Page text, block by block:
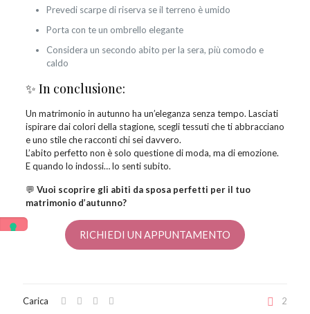
Prevedi scarpe di riserva se il terreno è umido
Porta con te un ombrello elegante
Considera un secondo abito per la sera, più comodo e
caldo
✨ In conclusione:
Un matrimonio in autunno ha un’eleganza senza tempo. Lasciati
ispirare dai colori della stagione, scegli tessuti che ti abbracciano
e uno stile che racconti chi sei davvero.
L’abito perfetto non è solo questione di moda, ma di emozione.
E quando lo indossi… lo senti subito.
💬 Vuoi scoprire gli abiti da sposa perfetti per il tuo
matrimonio d’autunno?
RICHIEDI UN APPUNTAMENTO
Carica 2